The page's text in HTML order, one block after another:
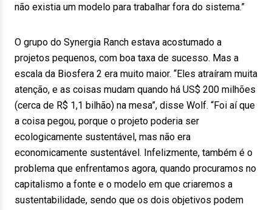
não existia um modelo para trabalhar fora do sistema.”
O grupo do Synergia Ranch estava acostumado a
projetos pequenos, com boa taxa de sucesso. Mas a
escala da Biosfera 2 era muito maior. “Eles atraíram muita
atenção, e as coisas mudam quando há US$ 200 milhões
(cerca de R$ 1,1 bilhão) na mesa”, disse Wolf. “Foi aí que
a coisa pegou, porque o projeto poderia ser
ecologicamente sustentável, mas não era
economicamente sustentável. Infelizmente, também é o
problema que enfrentamos agora, quando procuramos no
capitalismo a fonte e o modelo em que criaremos a
sustentabilidade, sendo que os dois objetivos podem